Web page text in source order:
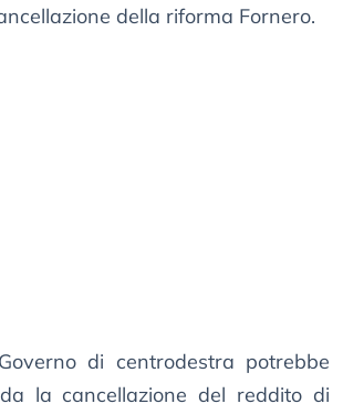
della riforma Fornero.
di centrodestra potrebbe
la cancellazione del reddito di